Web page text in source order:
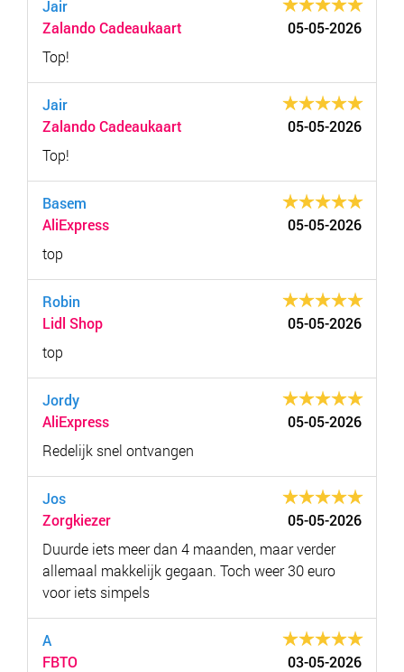
Jair
Zalando Cadeaukaart
05-05-2026
Top!
Jair
Zalando Cadeaukaart
05-05-2026
Top!
Basem
AliExpress
05-05-2026
top
Robin
Lidl Shop
05-05-2026
top
Jordy
AliExpress
05-05-2026
Redelijk snel ontvangen
Jos
Zorgkiezer
05-05-2026
Duurde iets meer dan 4 maanden, maar verder
allemaal makkelijk gegaan. Toch weer 30 euro
voor iets simpels
A
FBTO
03-05-2026